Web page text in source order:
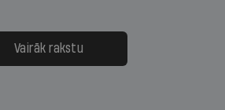
Vairāk rakstu